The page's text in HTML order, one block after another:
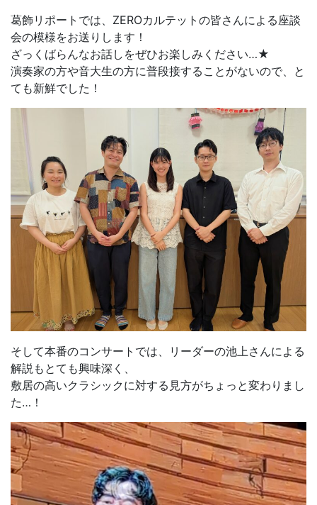
葛飾リポートでは、ZEROカルテットの皆さんによる座談
会の模様をお送りします！
ざっくばらんなお話しをぜひお楽しみください…★
演奏家の方や音大生の方に普段接することがないので、と
ても新鮮でした！
そして本番のコンサートでは、リーダーの池上さんによる
解説もとても興味深く、
敷居の高いクラシックに対する見方がちょっと変わりまし
た…！